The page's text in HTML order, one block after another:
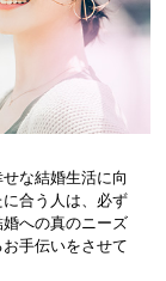
な結婚生活に向
合う人は、必ず
への真のニーズ
手伝いをさせて